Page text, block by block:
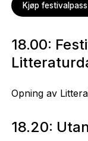
Kjøp
18.00:
Opning av
18.20: